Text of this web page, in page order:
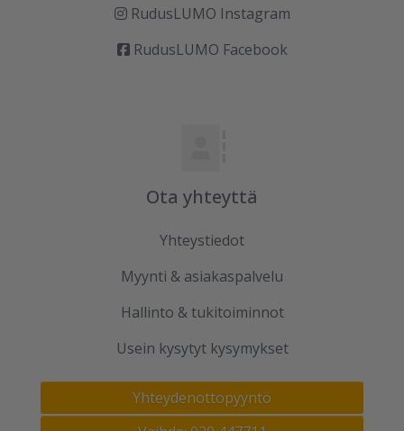
RudusLUMO Instagram
RudusLUMO Facebook
Ota yhteyttä
Yhteystiedot
Myynti & asiakaspalvelu
Hallinto & tukitoiminnot
Usein kysytyt kysymykset
Yhteydenottopyyntö